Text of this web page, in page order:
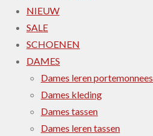
NIEUW
SALE
SCHOENEN
DAMES
Dames leren portemonnees
Dames kleding
Dames tassen
Dames leren tassen